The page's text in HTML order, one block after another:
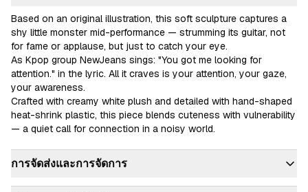
Based on an original illustration, this soft sculpture captures a
shy little monster mid-performance — strumming its guitar, not
for fame or applause, but just to catch your eye.
As Kpop group NewJeans sings: "You got me looking for
attention." in the lyric. All it craves is your attention, your gaze,
your awareness.
Crafted with creamy white plush and detailed with hand-shaped
heat-shrink plastic, this piece blends cuteness with vulnerability
— a quiet call for connection in a noisy world.
การจัดส่งและการจัดการ